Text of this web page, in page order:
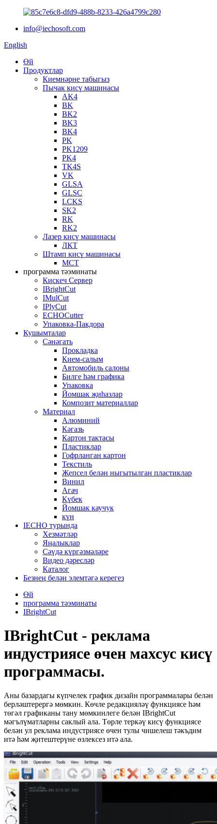
info@iechosoft.com
English
Өй
Продуктлар
Киемнәрне табыгыз
Пычак кисү машинасы
AK4
BK
BK2
BK3
BK4
PK
PK1209
PK4
TK4S
VK
GLSA
GLSC
LCKS
SK2
RK
RK2
Лазер кисү машинасы
ЛКТ
Штамп кисү машинасы
MCT
программа тәэминаты
Кискеч Сервер
IBrightCut
IMulCut
IPlyCut
ECHOCutter
Упаковка-Пакдора
Кушымталар
Сәнәгать
Прокладка
Кием-салым
Автомобиль салоны
Билге һәм графика
Упаковка
Йомшак җиһазлар
Композит материаллар
Материал
Алюминий
Кәгазь
Картон тактасы
Пластиклар
Гофрланган картон
Текстиль
Җепсел белән ныгытылган пластиклар
Винил
Агач
Күбек
Йомшак каучук
күн
IECHO турында
Хезмәтләр
Яңалыклар
Сәүдә күргәзмәләре
Видео дәресләр
Каталог
Безнең белән элемтәгә керегез
Өй
программа тәэминаты
IBrightCut
IBrightCut - реклама
индустриясе өчен махсус кисү
программасы.
Аны базардагы күпчелек график дизайн программалары белән
берләштерергә мөмкин. Көчле редакцияләү функциясе һәм
төгәл графиканы тану мөмкинлеге белән IBrightCut
мәгълүматларны саклый ала. Төрле теркәү кисү функциясе
белән ул реклама индустриясе өчен тулы чишелеш тәкъдим
итә һәм җитештерүне өзлексез итә ала.